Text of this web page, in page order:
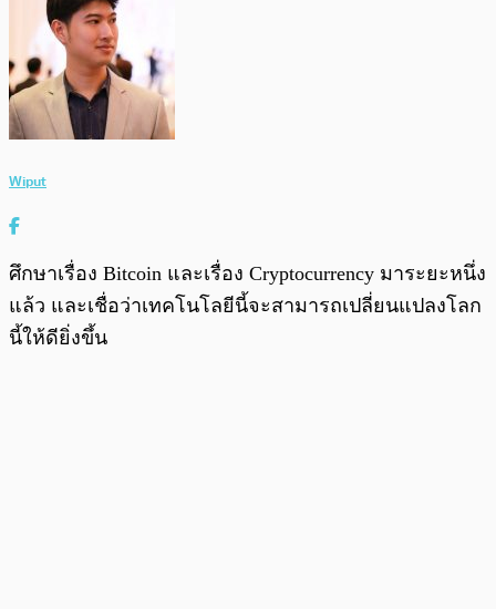
Wiput
ศึกษาเรื่อง Bitcoin และเรื่อง Cryptocurrency มาระยะหนึ่ง
แล้ว และเชื่อว่าเทคโนโลยีนี้จะสามารถเปลี่ยนแปลงโลก
นี้ให้ดียิ่งขึ้น